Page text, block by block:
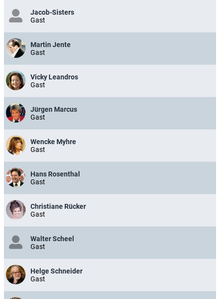
Jacob-Sisters
Gast
Martin Jente
Gast
Vicky Leandros
Gast
Jürgen Marcus
Gast
Wencke Myhre
Gast
Hans Rosenthal
Gast
Christiane Rücker
Gast
Walter Scheel
Gast
Helge Schneider
Gast